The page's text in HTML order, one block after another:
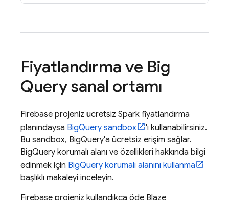
Fiyatlandırma ve Big
Querysanal ortamı
Firebase projeniz ücretsiz Spark fiyatlandırma
planındaysa BigQuery sandbox
'ı kullanabilirsiniz.
Bu sandbox, BigQuery'a ücretsiz erişim sağlar.
BigQuery korumalı alanı ve özellikleri hakkında bilgi
edinmek için BigQuery korumalı alanını kullanma
başlıklı makaleyi inceleyin.
Firebase projeniz kullandıkça öde Blaze